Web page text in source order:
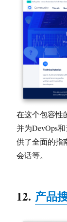
在这个包容性
并为DevOps
供了全面的指
会话等。
12.产品